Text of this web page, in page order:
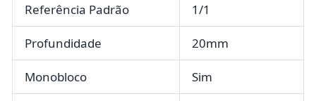
Referência Padrão 1/1
Profundidade 20mm
Monobloco Sim